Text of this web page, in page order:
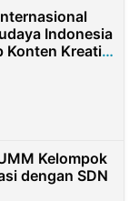
Indonesia
Konten Kreatif
Kelompok
dengan SDN